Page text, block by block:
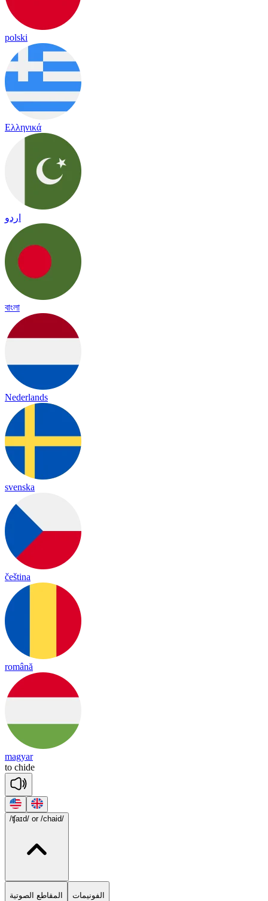
polski
Ελληνικά
اردو
বাংলা
Nederlands
svenska
čeština
română
magyar
to chide
/ʧaɪd/ or /chaid/
المقاطع الصوتية الفونيمات